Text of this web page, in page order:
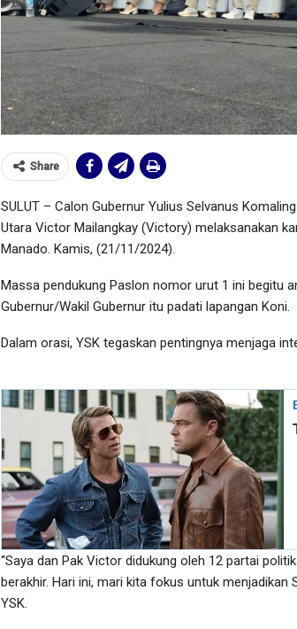
Share
SULUT – Calon Gubernur Yulius Selvanus
Utara Victor Mailangkay (Victory) melaksanakan
Manado. Kamis, (21/11/2024).
Massa pendukung Paslon nomor urut 1 ini begitu
Gubernur/Wakil Gubernur itu padati lapangan Koni.
Dalam orasi, YSK tegaskan pentingnya menjaga
“Saya dan Pak Victor didukung oleh 12 partai
berakhir. Hari ini, mari kita fokus untuk menjadikan
YSK.